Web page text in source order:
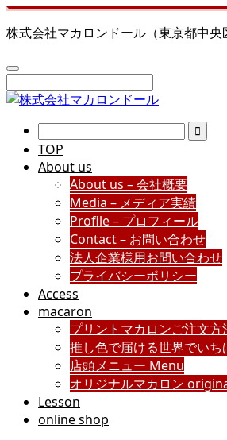
株式会社マカロンドール（東京都中
TOP
About us
About us – 会社概要
Media – メディア実績
Profile – プロフィール
Contact – お問い合わせ
法人企業様用お問い合わせ
プライバシーポリシー
Access
macaron
プリントマカロンご注文
推し色で届ける世界でいち
店頭メニュー Menu
オリジナルマカロン
Lesson
online shop